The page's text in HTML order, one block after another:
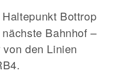
Haltepunkt Bottrop
Bahnhof –
den Linien